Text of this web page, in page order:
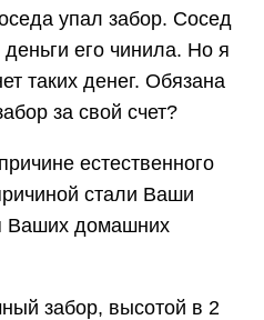
упал забор. Сосед
деньги его чинила. Но я
таких денег. Обязана
за свой счет?
естественного
стали Ваши
Ваших домашних
забор, высотой в 2